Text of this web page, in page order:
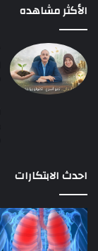
الأكثر مشاهده
احدث الابتكارات